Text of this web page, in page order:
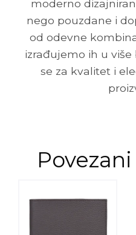
moderno
nego pouzdane i
od odevne
izrađujemo ih u više
se za kvalitet i